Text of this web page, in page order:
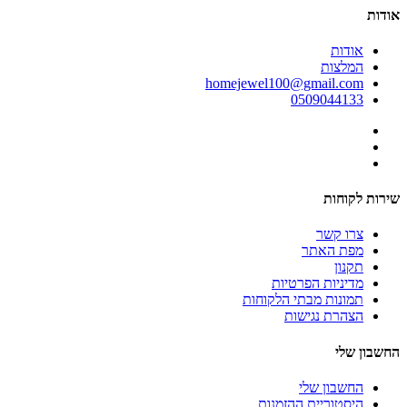
אודות
אודות
המלצות
homejewel100@gmail.com
0509044133
שירות לקוחות
צרו קשר
מפת האתר
תקנון
מדיניות הפרטיות
תמונות מבתי הלקוחות
הצהרת נגישות
החשבון שלי
החשבון שלי
היסטוריית ההזמנות